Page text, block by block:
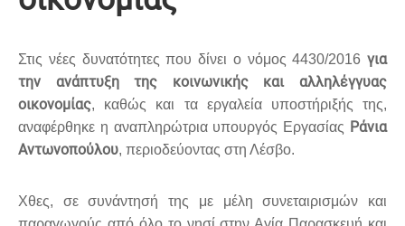
Στις νέες δυνατότητες που δίνει ο νόμος 4430/2016 για
την ανάπτυξη της κοινωνικής και αλληλέγγυας
οικονομίας, καθώς και τα εργαλεία υποστήριξής της,
αναφέρθηκε η αναπληρώτρια υπουργός Εργασίας Ράνια
Αντωνοπούλου, περιοδεύοντας στη Λέσβο.
Χθες, σε συνάντησή της με μέλη συνεταιρισμών και